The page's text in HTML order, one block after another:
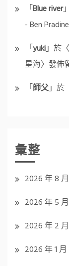
「Blue river
- Ben
「yuki」於〈
星海〉發佈
「師父」於
彙整
2026 年 8 月
2026 年 5 月
2026 年 2 月
2026 年 1 月